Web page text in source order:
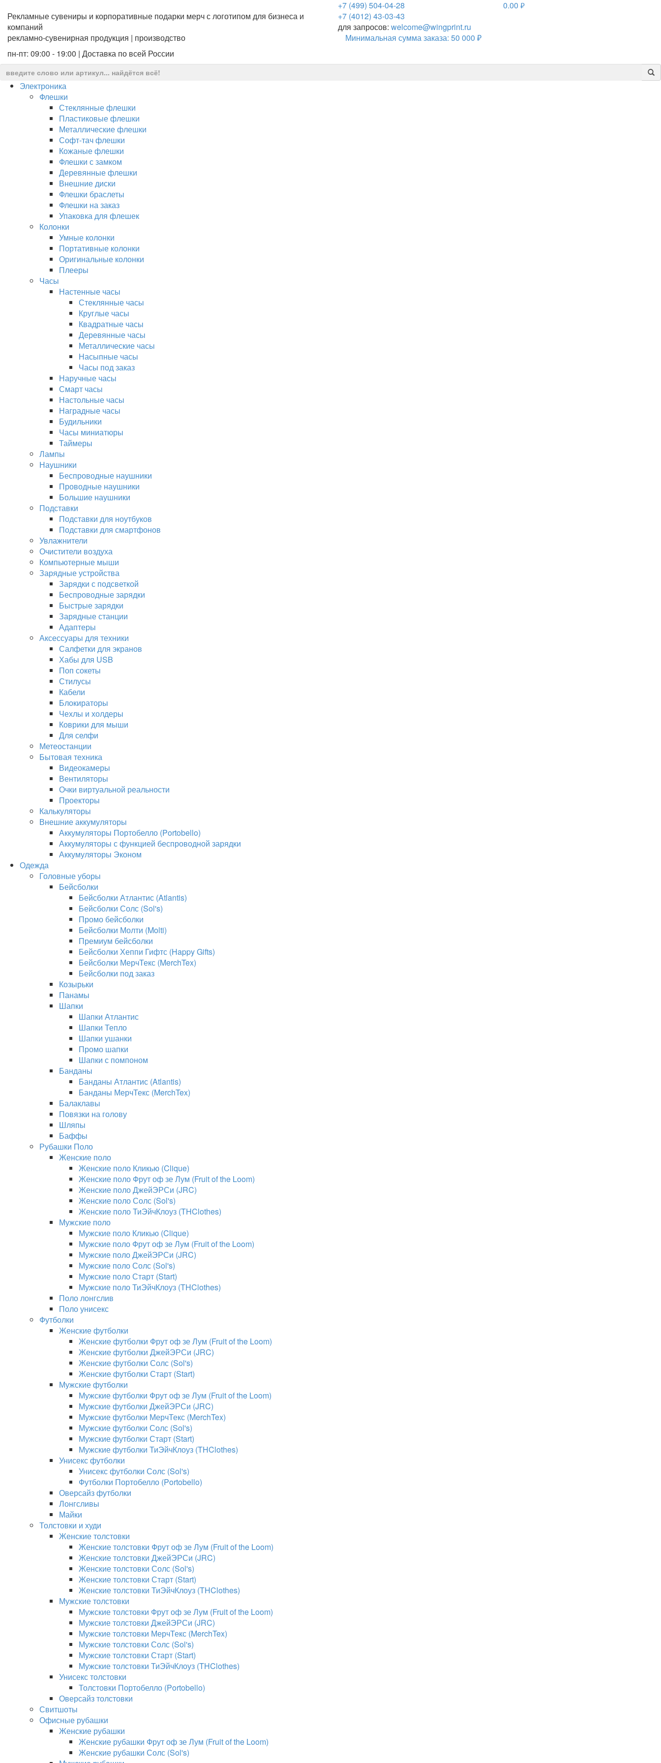
Рекламные сувениры и корпоративные подарки мерч с логотипом для бизнеса и
компаний
рекламно-сувенирная продукция | производство
пн-пт: 09:00 - 19:00 | Доставка по всей России
+7 (499) 504-04-28
+7 (4012) 43-03-43
для запросов: welcome@wingprint.ru
Минимальная сумма заказа: 50 000 ₽
0.00 руб.
Электроника
Флешки
Стеклянные флешки
Пластиковые флешки
Металлические флешки
Софт-тач флешки
Кожаные флешки
Флешки с замком
Деревянные флешки
Внешние диски
Флешки браслеты
Флешки на заказ
Упаковка для флешек
Колонки
Умные колонки
Портативные колонки
Оригинальные колонки
Плееры
Часы
Настенные часы
Стеклянные часы
Круглые часы
Квадратные часы
Деревянные часы
Металлические часы
Насыпные часы
Часы под заказ
Наручные часы
Смарт часы
Настольные часы
Наградные часы
Будильники
Часы миниатюры
Таймеры
Лампы
Наушники
Беспроводные наушники
Проводные наушники
Большие наушники
Подставки
Подставки для ноутбуков
Подставки для смартфонов
Увлажнители
Очистители воздуха
Компьютерные мыши
Зарядные устройства
Зарядки с подсветкой
Беспроводные зарядки
Быстрые зарядки
Зарядные станции
Адаптеры
Аксессуары для техники
Салфетки для экранов
Хабы для USB
Поп сокеты
Стилусы
Кабели
Блокираторы
Чехлы и холдеры
Коврики для мыши
Для селфи
Метеостанции
Бытовая техника
Видеокамеры
Вентиляторы
Очки виртуальной реальности
Проекторы
Калькуляторы
Внешние аккумуляторы
Аккумуляторы Портобелло (Portobello)
Аккумуляторы с функцией беспроводной зарядки
Аккумуляторы Эконом
Одежда
Головные уборы
Бейсболки
Бейсболки Атлантис (Atlantis)
Бейсболки Солс (Sol's)
Промо бейсболки
Бейсболки Молти (Molti)
Премиум бейсболки
Бейсболки Хеппи Гифтс (Happy Gifts)
Бейсболки МерчТекс (MerchTex)
Бейсболки под заказ
Козырьки
Панамы
Шапки
Шапки Атлантис
Шапки Тепло
Шапки ушанки
Промо шапки
Шапки с помпоном
Банданы
Банданы Атлантис (Atlantis)
Банданы МерчТекс (MerchTex)
Балаклавы
Повязки на голову
Шляпы
Баффы
Рубашки Поло
Женские поло
Женские поло Кликью (Clique)
Женские поло Фрут оф зе Лум (Fruit of the Loom)
Женские поло ДжейЭРСи (JRC)
Женские поло Солс (Sol's)
Женские поло ТиЭйчКлоуз (THClothes)
Мужские поло
Мужские поло Кликью (Clique)
Мужские поло Фрут оф зе Лум (Fruit of the Loom)
Мужские поло ДжейЭРСи (JRC)
Мужские поло Солс (Sol's)
Мужские поло Старт (Start)
Мужские поло ТиЭйчКлоуз (THClothes)
Поло лонгслив
Поло унисекс
Футболки
Женские футболки
Женские футболки Фрут оф зе Лум (Fruit of the Loom)
Женские футболки ДжейЭРСи (JRC)
Женские футболки Солс (Sol's)
Женские футболки Старт (Start)
Мужские футболки
Мужские футболки Фрут оф зе Лум (Fruit of the Loom)
Мужские футболки ДжейЭРСи (JRC)
Мужские футболки МерчТекс (MerchTex)
Мужские футболки Солс (Sol's)
Мужские футболки Старт (Start)
Мужские футболки ТиЭйчКлоуз (THClothes)
Унисекс футболки
Унисекс футболки Солс (Sol's)
Футболки Портобелло (Portobello)
Оверсайз футболки
Лонгсливы
Майки
Толстовки и худи
Женские толстовки
Женские толстовки Фрут оф зе Лум (Fruit of the Loom)
Женские толстовки ДжейЭРСи (JRC)
Женские толстовки Солс (Sol's)
Женские толстовки Старт (Start)
Женские толстовки ТиЭйчКлоуз (THClothes)
Мужские толстовки
Мужские толстовки Фрут оф зе Лум (Fruit of the Loom)
Мужские толстовки ДжейЭРСи (JRC)
Мужские толстовки МерчТекс (MerchTex)
Мужские толстовки Солс (Sol's)
Мужские толстовки Старт (Start)
Мужские толстовки ТиЭйчКлоуз (THClothes)
Унисекс толстовки
Толстовки Портобелло (Portobello)
Оверсайз толстовки
Свитшоты
Офисные рубашки
Женские рубашки
Женские рубашки Фрут оф зе Лум (Fruit of the Loom)
Женские рубашки Солс (Sol's)